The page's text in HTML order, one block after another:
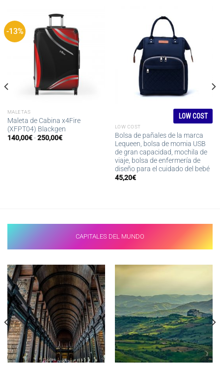
-13%
MALETAS
Maleta de Cabina x4Fire
(XFPT04) Blackgen
140,00€ - 250,00€Rango
LOW COST
LOW COST
Bolsa de pañales de la marca
Lequeen, bolsa de momia USB
de gran capacidad, mochila de
viaje, bolsa de enfermería de
diseño para el cuidado del bebé
45,20€
CAPITALES DEL MUNDO